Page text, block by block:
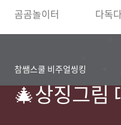
곰곰놀이터 다독
참쌤스쿨 비주얼씽킹
🎄상징그림